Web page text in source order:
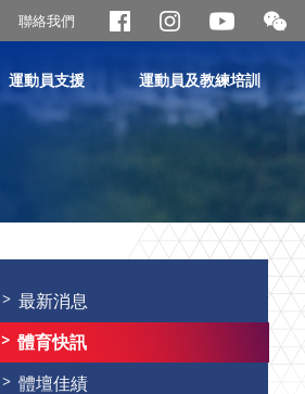
聯絡我們
開
合
二
維
運動員支援 運動員及教練培訓
最新消息
體育快訊
體壇佳績